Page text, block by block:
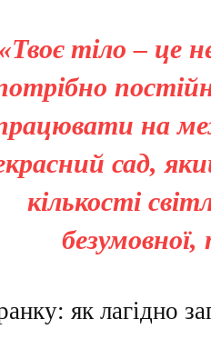
«Твоє тіло – це
на
сад,
кількості
як лагідно